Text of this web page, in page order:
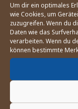
Um dir ein optimales
wie Cookies, um
zuzugreifen. Wenn du
Daten wie das
verarbeiten. Wenn du
können bestimmte
»East
25.
29.